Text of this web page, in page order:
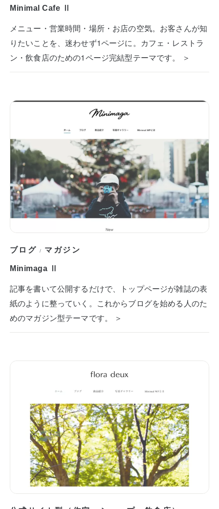
Minimal Cafe Ⅱ
メニュー・営業時間・場所・お店の空気。お客さんが知
りたいことを、迷わせず1ページに。カフェ・レストラ
ン・飲食店のための1ページ完結型テーマです。 ＞
ブログ / マガジン
Minimaga Ⅱ
記事を書いて公開するだけで、トップページが雑誌の表
紙のように整っていく。これからブログを始める人のた
めのマガジン型テーマです。 ＞